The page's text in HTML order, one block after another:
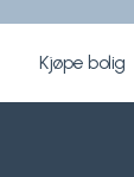
Kjøpe bolig